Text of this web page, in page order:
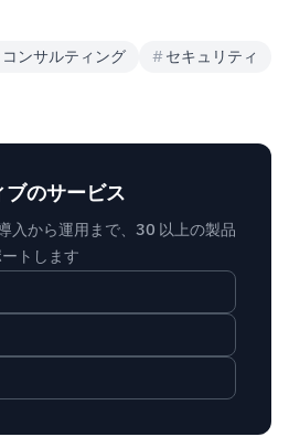
コンサルティング #セキュリティ
のサービス
入から運用まで、30 以上の製品
トします